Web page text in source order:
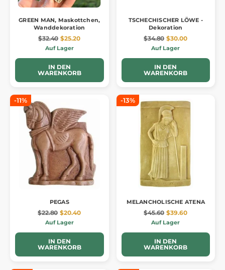
GREEN MAN, Maskottchen,
Wanddekoration
$32.40 $25.20
Auf Lager
IN DEN
WARENKORB
TSCHECHISCHER LÖWE -
Dekoration
$34.80 $30.00
Auf Lager
IN DEN
WARENKORB
-11%
PEGAS
$22.80 $20.40
Auf Lager
IN DEN
WARENKORB
-13%
MELANCHOLISCHE ATENA
$45.60 $39.60
Auf Lager
IN DEN
WARENKORB